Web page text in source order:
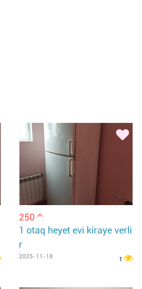
250 m
1 otaq heyet evi kiraye verli
r
2025-11-18 1